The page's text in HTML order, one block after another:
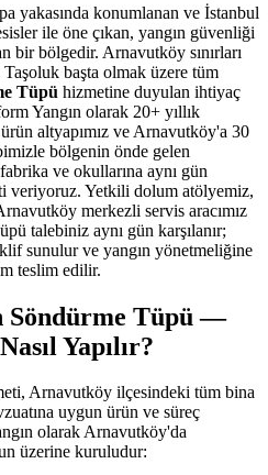
yakasında konumlanan ve İstanbul
ile öne çıkan, yangın güvenliği
bir bölgedir. Arnavutköy sınırları
başta olmak üzere tüm
Tüpü hizmetine duyulan ihtiyaç
Yangın olarak 20+ yıllık
altyapımız ve Arnavutköy'a 30
bölgenin önde gelen
ve okullarına aynı gün
veriyoruz. Yetkili dolum atölyemiz,
merkezli servis aracımız
talebiniz aynı gün karşılanır;
sunulur ve yangın yönetmeliğine
teslim edilir.
Söndürme Tüpü —
Yapılır?
Arnavutköy ilçesindeki tüm bina
uygun ürün ve süreç
olarak Arnavutköy'da
üzerine kuruludur: